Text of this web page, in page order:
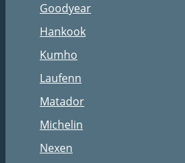
Goodyear
Hankook
Kumho
Laufenn
Matador
Michelin
Nexen